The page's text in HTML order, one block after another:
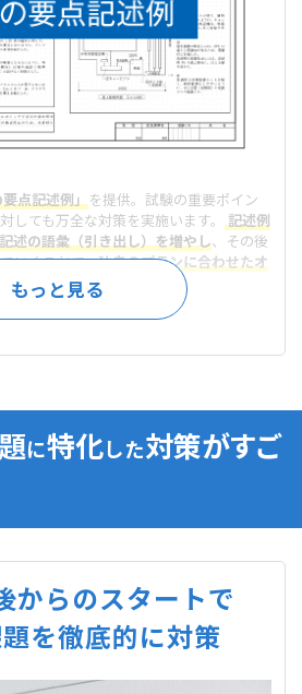
点記述例」を提供。試験の重要ポイン
しても万全な対策を実施います。 記述例
記述の語彙（引き出し）を増やし、その後
いくことで、独自のプランに合わせたオ
る ように学習を進めます。
に特化した対策がすご
からのスタートで
を徹底的に対策